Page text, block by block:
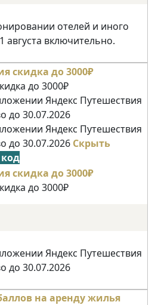
отелей и иного
августа включительно.
до 3000₽
Яндекс Путешествия
до 30.07.2026
Яндекс Путешествия
до 30.07.2026 Скрыть
до 3000₽
Яндекс Путешествия
до 30.07.2026